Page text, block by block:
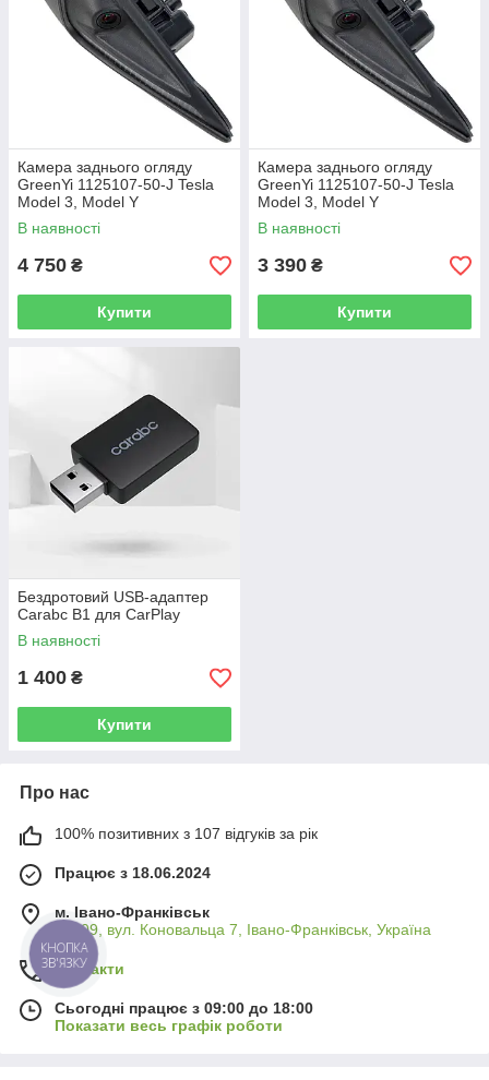
Камера заднього огляду
GreenYi 1125107-50-J Tesla
Model 3, Model Y
В наявності
4 750 ₴
Купити
Камера заднього огляду
GreenYi 1125107-50-J Tesla
Model 3, Model Y
В наявності
3 390 ₴
Купити
Бездротовий USB-адаптер
Carabc B1 для CarPlay
В наявності
1 400 ₴
Купити
Про нас
100% позитивних з 107 відгуків за рік
Працює з 18.06.2024
м. Івано-Франківськ
76009, вул. Коновальца 7, Івано-Франківськ, Україна
Контакти
Сьогодні працює з 09:00 до 18:00
Показати весь графік роботи
КНОПКА
ЗВ'ЯЗКУ